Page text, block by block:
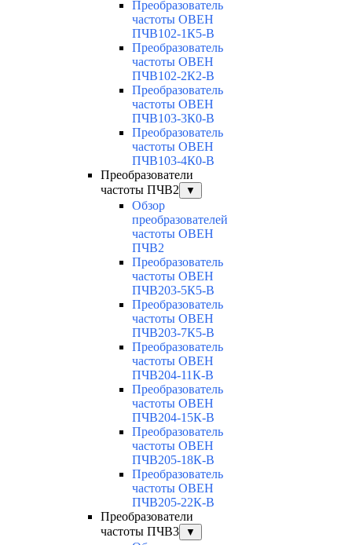
Преобразователь
частоты ОВЕН
ПЧВ102-1К5-В
Преобразователь
частоты ОВЕН
ПЧВ102-2К2-В
Преобразователь
частоты ОВЕН
ПЧВ103-3К0-В
Преобразователь
частоты ОВЕН
ПЧВ103-4К0-В
Преобразователи
частоты ПЧВ2
▼
Обзор
преобразователей
частоты ОВЕН
ПЧВ2
Преобразователь
частоты ОВЕН
ПЧВ203-5К5-В
Преобразователь
частоты ОВЕН
ПЧВ203-7К5-В
Преобразователь
частоты ОВЕН
ПЧВ204-11К-В
Преобразователь
частоты ОВЕН
ПЧВ204-15К-В
Преобразователь
частоты ОВЕН
ПЧВ205-18К-В
Преобразователь
частоты ОВЕН
ПЧВ205-22К-В
Преобразователи
частоты ПЧВ3
▼